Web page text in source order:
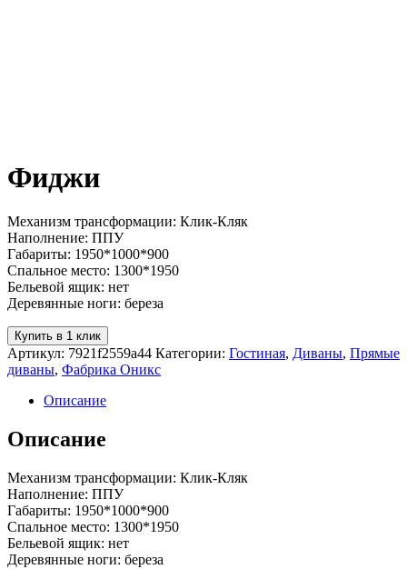
Фиджи
Механизм трансформации: Клик-Кляк
Наполнение: ППУ
Габариты: 1950*1000*900
Спальное место: 1300*1950
Бельевой ящик: нет
Деревянные ноги: береза
Купить в 1 клик
Артикул: 7921f2559a44 Категории: Гостиная, Диваны, Прямые
диваны, Фабрика Оникс
Описание
Описание
Механизм трансформации: Клик-Кляк
Наполнение: ППУ
Габариты: 1950*1000*900
Спальное место: 1300*1950
Бельевой ящик: нет
Деревянные ноги: береза